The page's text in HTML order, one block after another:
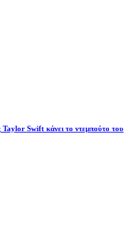
Swift κάνει το ντεμπούτο του